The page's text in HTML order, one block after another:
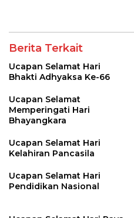
Berita Terkait
Ucapan Selamat Hari
Bhakti Adhyaksa Ke-66
Ucapan Selamat
Memperingati Hari
Bhayangkara
Ucapan Selamat Hari
Kelahiran Pancasila
Ucapan Selamat Hari
Pendidikan Nasional